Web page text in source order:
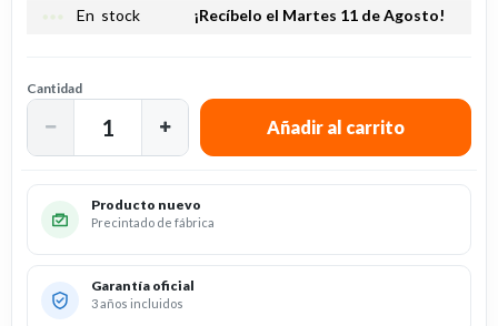
more_horiz En stock ¡Recíbelo el Martes 11 de Agosto!
Cantidad
Producto nuevo
Precintado de fábrica
Garantía oficial
3 años incluidos